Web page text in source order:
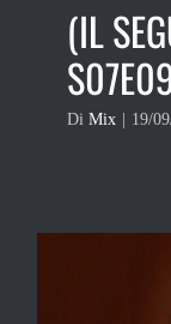
(IL
Di Mix 19/